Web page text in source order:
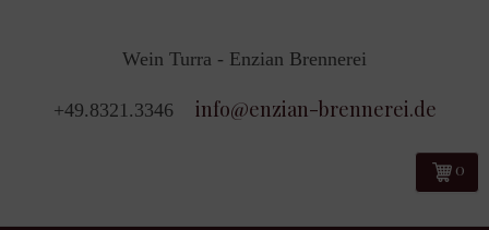
Wein Turra - Enzian Brennerei
+49.8321.3346 info@enzian-brennerei.de
0